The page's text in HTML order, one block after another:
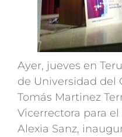
Ayer, jueves en
de Universidad del
Tomás Martinez
Vicerrectora para
Alexia Sanz,